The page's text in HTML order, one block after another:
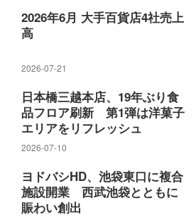
2026年6月 大手百貨店4社売上
高
2026-07-21
日本橋三越本店、19年ぶり食
品フロア刷新 第1弾は洋菓子
エリアをリフレッシュ
2026-07-10
ヨドバシHD、池袋東口に複合
施設開業 西武池袋とともに
賑わい創出